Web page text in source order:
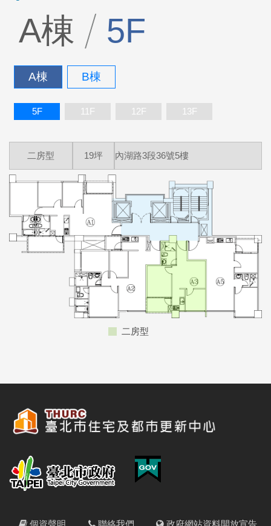
A棟 5F
A棟 B棟
5F 11F 12F 13F
二房型 19坪 內湖路3段36號5樓
二房型
個資聲明 聯絡我們 政府網站資料開放宣告